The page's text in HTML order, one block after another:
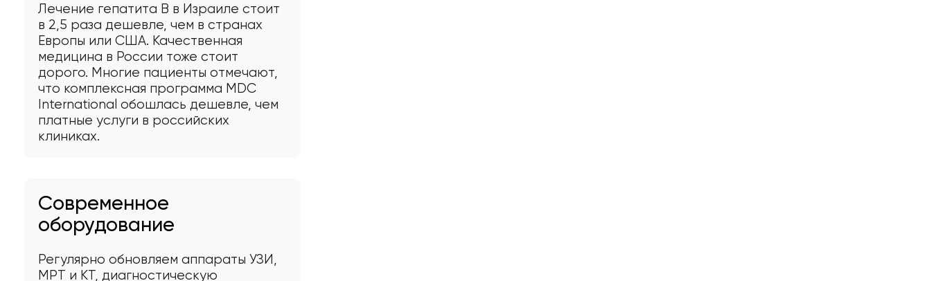
Лечение гепатита В в Израиле стоит
в 2,5 раза дешевле, чем в странах
Европы или США. Качественная
медицина в России тоже стоит
дорого. Многие пациенты отмечают,
что комплексная программа MDC
International обошлась дешевле, чем
платные услуги в российских
клиниках.
Современное
оборудование
Регулярно обновляем аппараты УЗИ,
МРТ и КТ, диагностическую